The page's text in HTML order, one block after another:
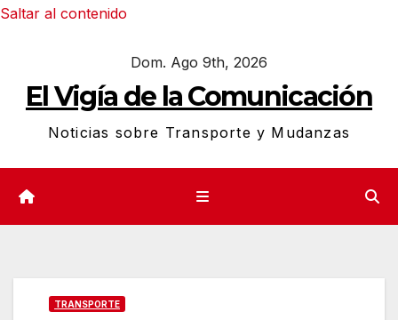
Saltar al contenido
Dom. Ago 9th, 2026
El Vigía de la Comunicación
Noticias sobre Transporte y Mudanzas
TRANSPORTE